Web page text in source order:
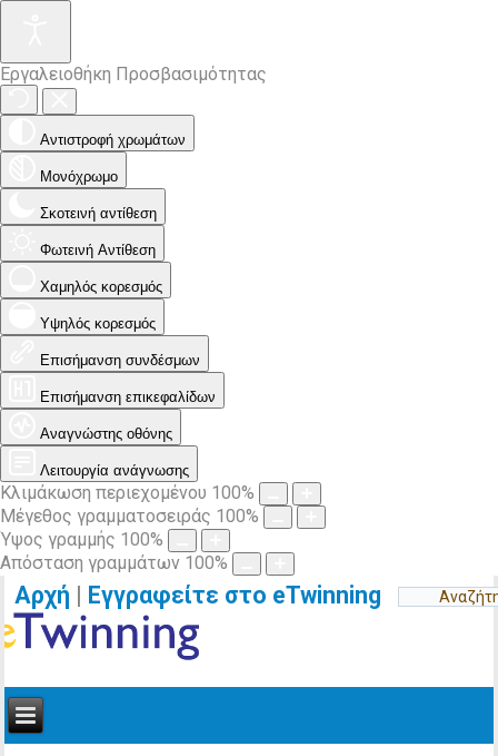
Εργαλειοθήκη Προσβασιμότητας
Αντιστροφή χρωμάτων
Μονόχρωμο
Σκοτεινή αντίθεση
Φωτεινή Αντίθεση
Χαμηλός κορεσμός
Υψηλός κορεσμός
Επισήμανση συνδέσμων
Επισήμανση επικεφαλίδων
Αναγνώστης οθόνης
Λειτουργία ανάγνωσης
Κλιμάκωση περιεχομένου 100%
Μέγεθος γραμματοσειράς 100%
Ύψος γραμμής 100%
Απόσταση γραμμάτων 100%
Αρχή | Εγγραφείτε στο eTwinning